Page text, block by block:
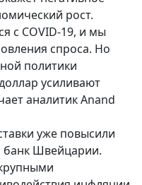
рост.
с COVID-19, и мы
спроса. Но
политики
усиливают
аналитик Anand
уже повысили
банк Швейцарии.